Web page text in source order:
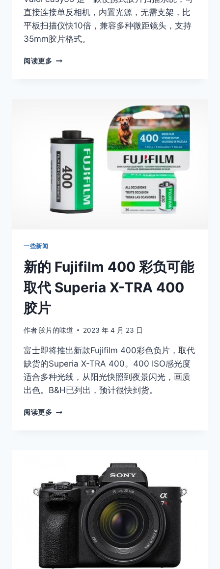
直接连接单反相机，内置光源，无需支架，比
平板扫描仪快10倍，兼容多种微距镜头，支持
35mm胶片格式。
阅读更多
你
轻
松
在
家
扫
描
底
一些新闻
新的 Fujifilm 400 彩负可能
取代 Superia X-TRA 400
胶片
作者 胶片的味道 2023 年 4 月 23 日
富士即将推出新款Fujifilm 400彩色负片，取代
缺货的Superia X-TRA 400。400 ISO感光度
适合多种光线，从阳光快照到夜景闪光，画质
出色。B&H已列出，预计很快到货。
阅读更多
能
取
代
SUPERIA
X-
TRA
400
胶
片